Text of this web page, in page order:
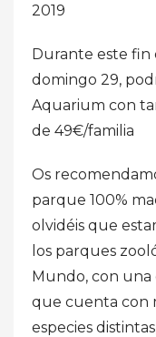
2019
Durante este fin
domingo 29,
Aquarium con
de 49€/familia
Os
parque 100%
olvidéis que
los parques
Mundo, con una
que cuenta con
especies